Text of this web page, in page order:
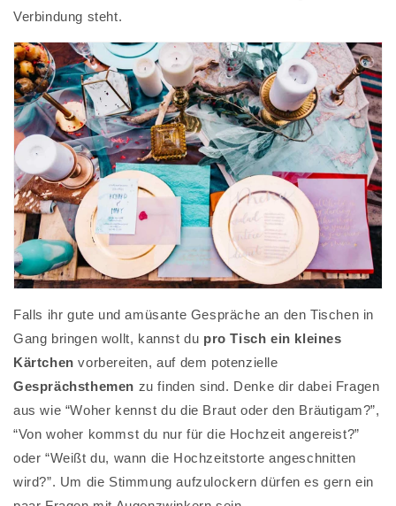
Verbindung steht.
Falls ihr gute und amüsante Gespräche an den Tischen in
Gang bringen wollt, kannst du pro Tisch ein kleines
Kärtchen vorbereiten, auf dem potenzielle
Gesprächsthemen zu finden sind. Denke dir dabei Fragen
aus wie “Woher kennst du die Braut oder den Bräutigam?”,
“Von woher kommst du nur für die Hochzeit angereist?”
oder “Weißt du, wann die Hochzeitstorte angeschnitten
wird?”. Um die Stimmung aufzulockern dürfen es gern ein